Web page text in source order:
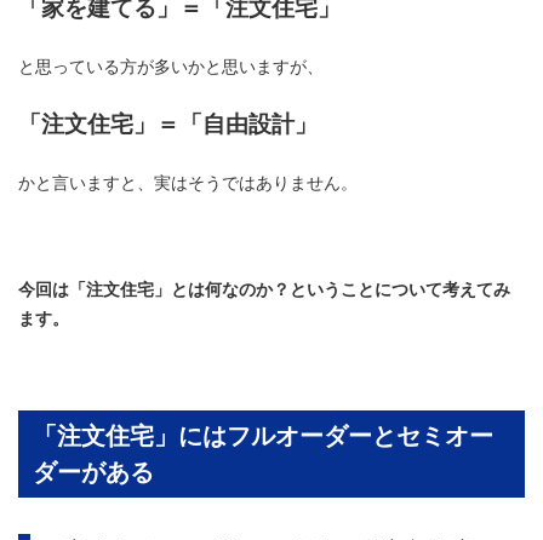
「家を建てる」＝「注文住宅」
と思っている方が多いかと思いますが、
「注文住宅」＝「自由設計」
かと言いますと、実はそうではありません。
今回は「注文住宅」とは何なのか？ということについて考えてみ
ます。
「注文住宅」にはフルオーダーとセミオー
ダーがある